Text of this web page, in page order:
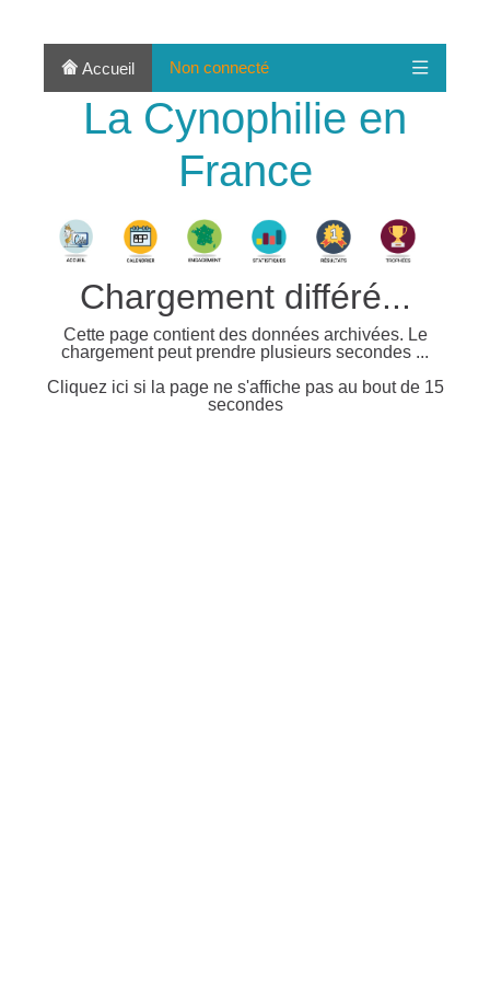
Accueil Non connecté
La Cynophilie en
France
Chargement différé...
Cette page contient des données archivées. Le
chargement peut prendre plusieurs secondes ...
Cliquez ici si la page ne s'affiche pas au bout de 15
secondes